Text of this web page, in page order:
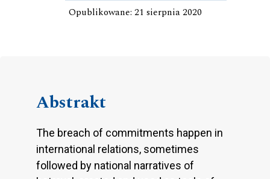
Opublikowane: 21 sierpnia 2020
Abstrakt
The breach of commitments happen in
international relations, sometimes
followed by national narratives of